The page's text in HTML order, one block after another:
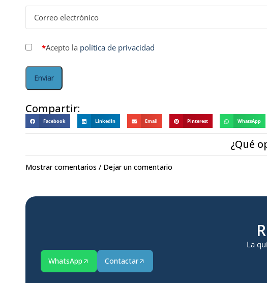
*Acepto la política de privacidad
Compartir:
Facebook LinkedIn Email Pinterest WhatsApp
¿Qué
Mostrar comentarios / Dejar un comentario
La
WhatsApp Contactar